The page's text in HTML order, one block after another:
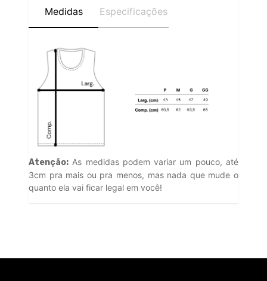
Medidas Especificações
Atenção: As medidas podem variar um pouco, até
3cm pra mais ou pra menos, mas nada que mude o
quanto ela vai ficar legal em você!